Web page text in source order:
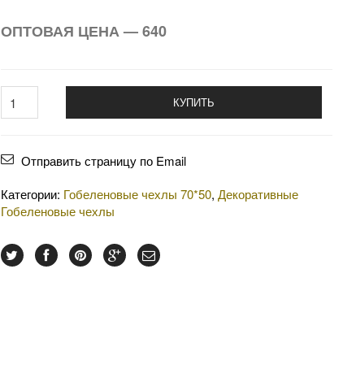
ОПТОВАЯ ЦЕНА — 640
КУПИТЬ
Отправить страницу по Email
Категории: Гобеленовые чехлы 70*50, Декоративные
Гобеленовые чехлы